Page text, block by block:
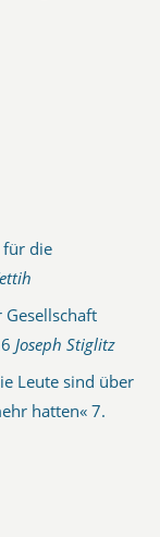
für die
Gesellschaft
Joseph Stiglitz
Leute sind über
hatten« 7.